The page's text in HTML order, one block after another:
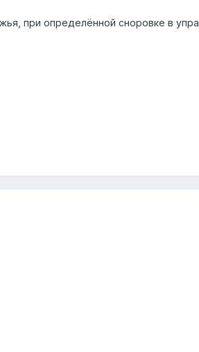
при определённой сноровке в